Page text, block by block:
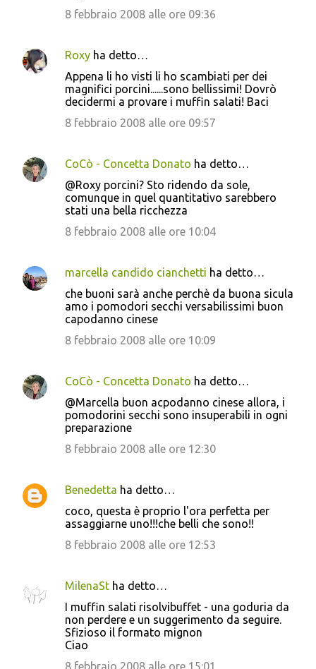
8 febbraio 2008 alle ore 09:36
Roxy ha detto…
Appena li ho visti li ho scambiati per dei
magnifici porcini......sono bellissimi! Dovrò
decidermi a provare i muffin salati! Baci
8 febbraio 2008 alle ore 09:57
CoCò - Concetta Donato ha detto…
@Roxy porcini? Sto ridendo da sole,
comunque in quel quantitativo sarebbero
stati una bella ricchezza
8 febbraio 2008 alle ore 10:04
marcella candido cianchetti ha detto…
che buoni sarà anche perchè da buona sicula
amo i pomodori secchi versabilissimi buon
capodanno cinese
8 febbraio 2008 alle ore 10:09
CoCò - Concetta Donato ha detto…
@Marcella buon acpodanno cinese allora, i
pomodorini secchi sono insuperabili in ogni
preparazione
8 febbraio 2008 alle ore 12:30
Benedetta ha detto…
coco, questa è proprio l'ora perfetta per
assaggiarne uno!!!che belli che sono!!
8 febbraio 2008 alle ore 12:53
MilenaSt ha detto…
I muffin salati risolvibuffet - una goduria da
non perdere e un suggerimento da seguire.
Sfizioso il formato mignon
Ciao
8 febbraio 2008 alle ore 15:01